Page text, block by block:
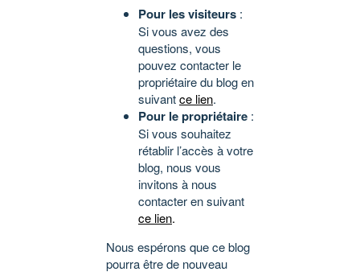
Pour les visiteurs :
Si vous avez des
questions, vous
pouvez contacter le
propriétaire du blog en
suivantce lien.
Pour le propriétaire :
Si vous souhaitez
rétablir l’accès à votre
blog, nous vous
invitons à nous
contacter en suivant
ce lien.
Nous espérons que ce blog
pourra être de nouveau